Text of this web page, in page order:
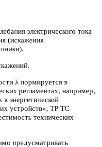
электрического тока
(искажения
λ нормируется в
регламентах, например,
энергетической
устройств», ТР ТС
технических
предусматривать